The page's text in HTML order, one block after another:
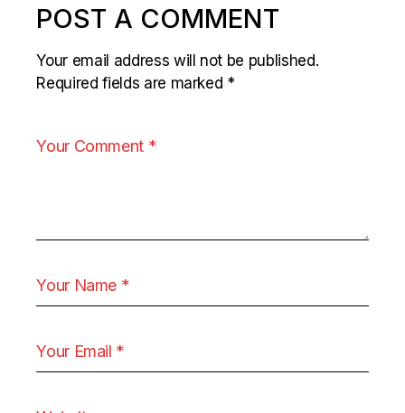
POST A COMMENT
Your email address will not be published.
Required fields are marked *